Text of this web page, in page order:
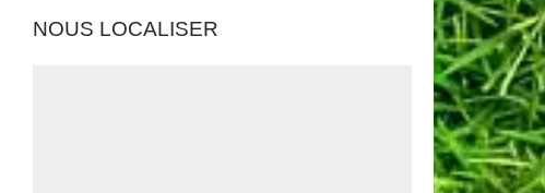
NOUS LOCALISER